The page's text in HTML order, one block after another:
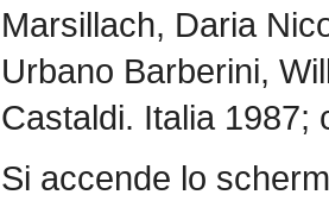
Marsillach, Daria
Urbano Barberini,
Castaldi. Italia 1987;
Si accende lo